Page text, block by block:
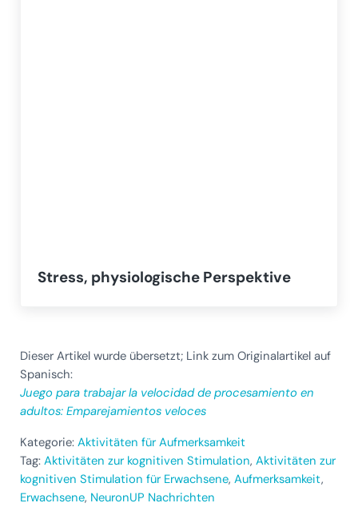
Stress, physiologische Perspektive
Dieser Artikel wurde übersetzt; Link zum Originalartikel auf
Spanisch:
Juego para trabajar la velocidad de procesamiento en
adultos: Emparejamientos veloces
Kategorie: Aktivitäten für Aufmerksamkeit
Tag: Aktivitäten zur kognitiven Stimulation, Aktivitäten zur
kognitiven Stimulation für Erwachsene, Aufmerksamkeit,
Erwachsene, NeuronUP Nachrichten